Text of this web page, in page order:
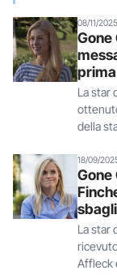
08/11/2025
Gone
La star
della
18/09/
Gone
La star
Affleck